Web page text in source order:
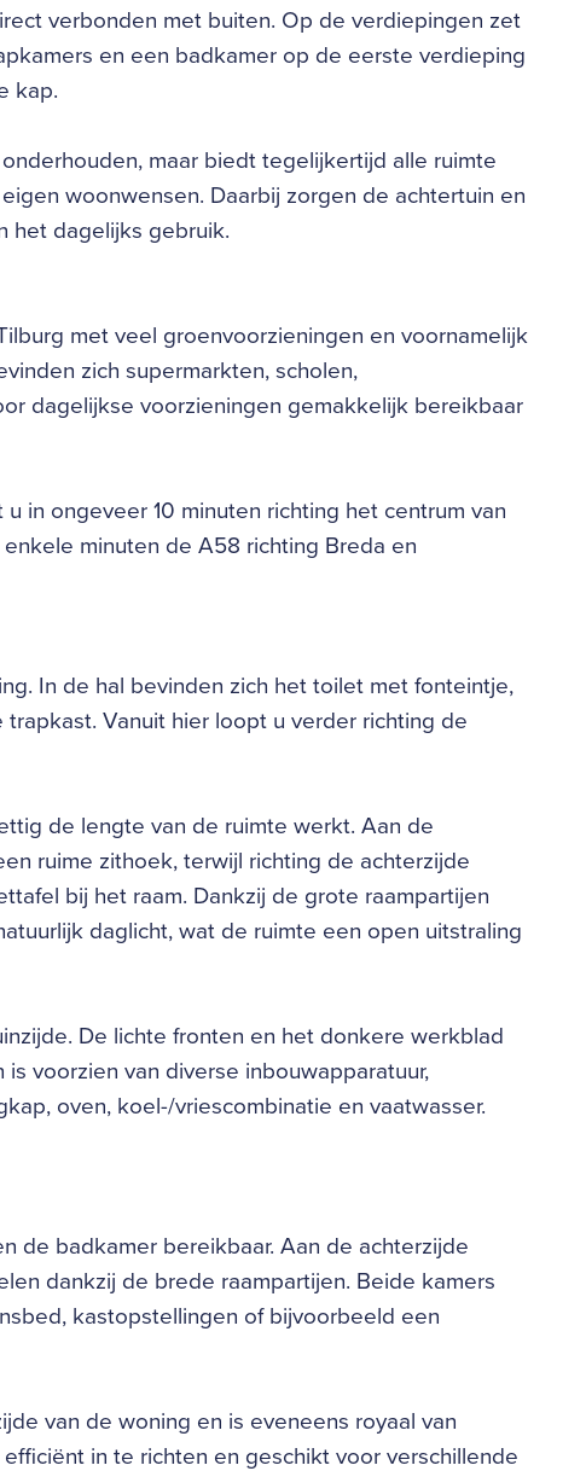
verbonden met buiten. Op de verdiepingen zet
en een badkamer op de eerste verdieping
kap.
maar biedt tegelijkertijd alle ruimte
woonwensen. Daarbij zorgen de achtertuin en
het dagelijks gebruik.
met veel groenvoorzieningen en voornamelijk
zich supermarkten, scholen,
dagelijkse voorzieningen gemakkelijk bereikbaar
in ongeveer 10 minuten richting het centrum van
minuten de A58 richting Breda en
In de hal bevinden zich het toilet met fonteintje,
Vanuit hier loopt u verder richting de
de lengte van de ruimte werkt. Aan de
ruime zithoek, terwijl richting de achterzijde
bij het raam. Dankzij de grote raampartijen
daglicht, wat de ruimte een open uitstraling
De lichte fronten en het donkere werkblad
voorzien van diverse inbouwapparatuur,
oven, koel-/vriescombinatie en vaatwasser.
de badkamer bereikbaar. Aan de achterzijde
dankzij de brede raampartijen. Beide kamers
kastopstellingen of bijvoorbeeld een
van de woning en is eveneens royaal van
in te richten en geschikt voor verschillende